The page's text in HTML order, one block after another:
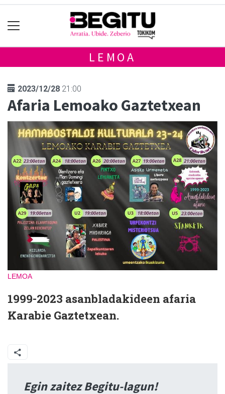
LEMOA
2023/12/28 21:00
Afaria Lemoako Gaztetxean
LEMOA
1999-2023 asanbladakideen afaria
Karabie Gaztetxean.
Egin zaitez Begitu-lagun!